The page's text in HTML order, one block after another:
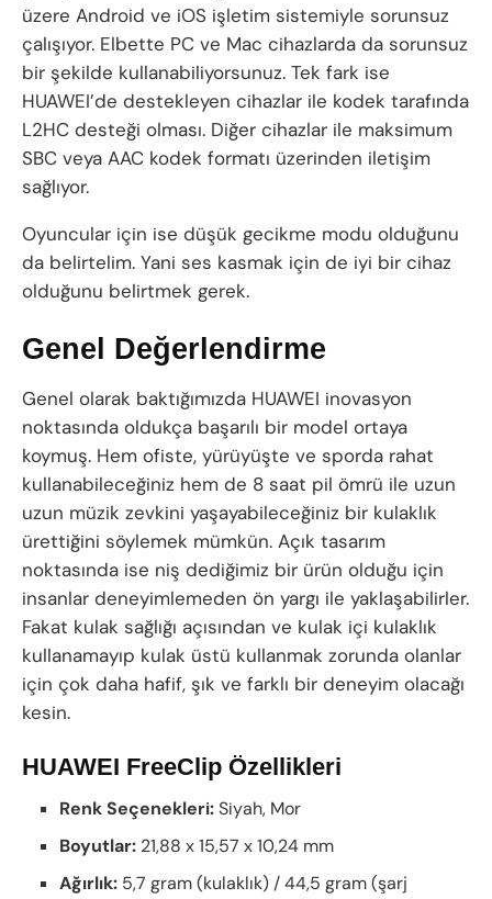
üzere Android ve iOS işletim sistemiyle sorunsuz
çalışıyor. Elbette PC ve Mac cihazlarda da sorunsuz
bir şekilde kullanabiliyorsunuz. Tek fark ise
HUAWEI’de destekleyen cihazlar ile kodek tarafında
L2HC desteği olması. Diğer cihazlar ile maksimum
SBC veya AAC kodek formatı üzerinden iletişim
sağlıyor.
Oyuncular için ise düşük gecikme modu olduğunu
da belirtelim. Yani ses kasmak için de iyi bir cihaz
olduğunu belirtmek gerek.
Genel Değerlendirme
Genel olarak baktığımızda HUAWEI inovasyon
noktasında oldukça başarılı bir model ortaya
koymuş. Hem ofiste, yürüyüşte ve sporda rahat
kullanabileceğiniz hem de 8 saat pil ömrü ile uzun
uzun müzik zevkini yaşayabileceğiniz bir kulaklık
ürettiğini söylemek mümkün. Açık tasarım
noktasında ise niş dediğimiz bir ürün olduğu için
insanlar deneyimlemeden ön yargı ile yaklaşabilirler.
Fakat kulak sağlığı açısından ve kulak içi kulaklık
kullanamayıp kulak üstü kullanmak zorunda olanlar
için çok daha hafif, şık ve farklı bir deneyim olacağı
kesin.
HUAWEI FreeClip Özellikleri
Renk Seçenekleri:Siyah, Mor
Boyutlar: 21,88 x 15,57 x 10,24 mm
Ağırlık: 5,7 gram (kulaklık) / 44,5 gram (şarj